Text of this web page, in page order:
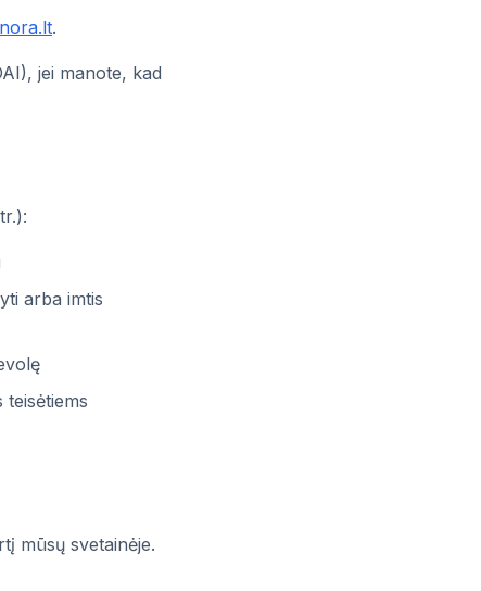
.
jei manote, kad
arba imtis
mūsų svetainėje.